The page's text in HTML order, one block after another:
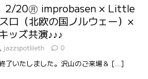
】2/20㊊ improbasen × Little
ロ（北欧の国ノルウェー）×
ッズ共演♪♪♪
jazzspotlileth 0
了いたしました。沢山のご来場＆ […]